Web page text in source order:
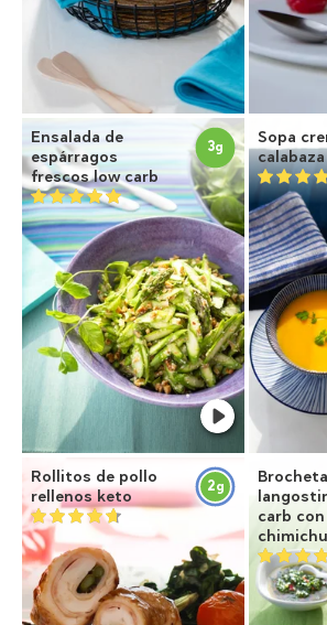
Ensalada de
espárragos
frescos low carb
3g
Sopa
calabaza
Rollitos de pollo
rellenos keto
2g
carb con